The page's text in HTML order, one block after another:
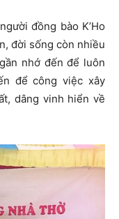
đồng bào K’Ho
đời sống còn nhiều
nhớ đến để luôn
để công việc xây
dâng vinh hiển về